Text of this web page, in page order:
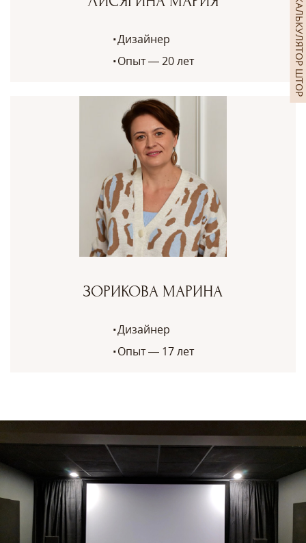
КАЛЬКУЛЯТОР ШТОР
Дизайнер
Опыт — 20 лет
ЗОРИКОВА МАРИНА
Дизайнер
Опыт — 17 лет